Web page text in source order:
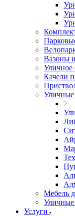
Вазоны
Уличное
Качели
Уличные
Мебель
Уличные
Услуги